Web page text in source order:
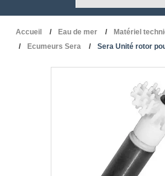
Accueil Eau de mer Matériel
Ecumeurs Sera
Sera Unité rotor